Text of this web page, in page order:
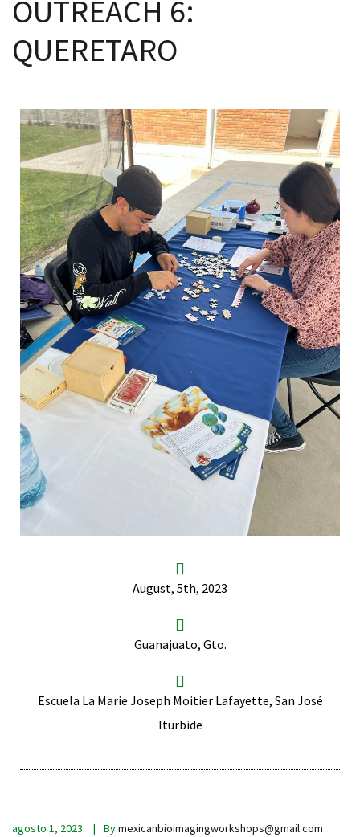
OUTREACH 6:
QUERETARO
August, 5th, 2023
Guanajuato, Gto.
Escuela La Marie Joseph Moitier Lafayette, San José
Iturbide
agosto 1, 2023 Bymexicanbioimagingworkshops@gmail.com